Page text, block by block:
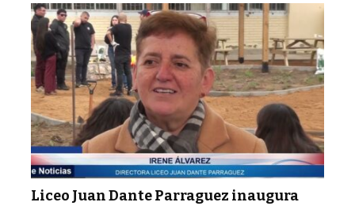
Liceo Juan Dante Parraguez inaugura